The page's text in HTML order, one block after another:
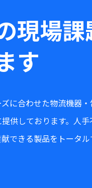
現場課
す
に合わせた物流機器
供しております。人
できる製品をトータル